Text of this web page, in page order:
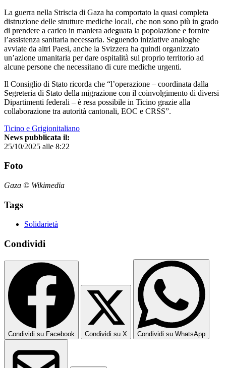
La guerra nella Striscia di Gaza ha comportato la quasi completa
distruzione delle strutture mediche locali, che non sono più in grado
di prendere a carico in maniera adeguata la popolazione e fornire
l’assistenza sanitaria necessaria. Seguendo iniziative analoghe
avviate da altri Paesi, anche la Svizzera ha quindi organizzato
un’azione umanitaria per dare ospitalità sul proprio territorio ad
alcune persone che necessitano di cure mediche urgenti.
Il Consiglio di Stato ricorda che “l’operazione – coordinata dalla
Segreteria di Stato della migrazione con il coinvolgimento di diversi
Dipartimenti federali – è resa possibile in Ticino grazie alla
collaborazione tra autorità cantonali, EOC e CRSS”.
Ticino e Grigionitaliano
News pubblicata il:
25/10/2025 alle 8:22
Foto
Gaza © Wikimedia
Tags
Solidarietà
Condividi
Condividi su Facebook Condividi su X Condividi su WhatsApp